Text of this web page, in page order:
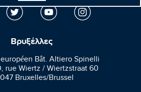
Βρυξέλλες
Bât. Altiero Spinelli
rue Wiertz / Wiertzstraat 60
Bruxelles/Brussel